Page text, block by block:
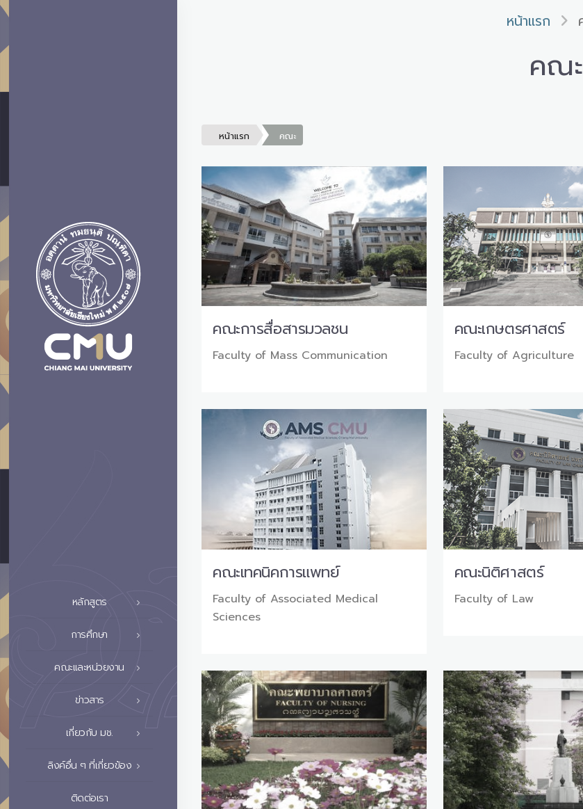
หลักสูตร
การศึกษา
คณะและหน่วยงาน
ข่าวสาร
เกี่ยวกับ มช.
ลิงค์อื่น ๆ ที่เกี่ยวข้อง
ติดต่อเรา
หน้าแรก
คณะ
หน้าแรก คณะ
คณะการสื่อสารมวลชน
Faculty of Mass Communication
คณะเกษตรศาสตร์
Faculty of Agriculture
คณะเทคนิคการแพทย์
Faculty of Associated Medical
Sciences
คณะนิติศาสตร์
Faculty of Law